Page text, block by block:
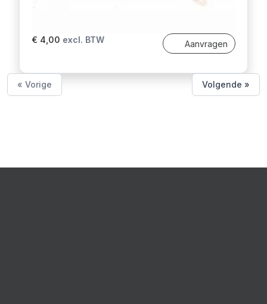
€ 4,00 excl. BTW Aanvragen
« Vorige Volgende »